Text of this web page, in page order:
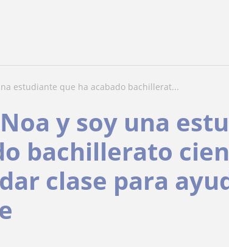
estudiante que ha acabado bachillerat...
y soy una
bachillerato
clase para